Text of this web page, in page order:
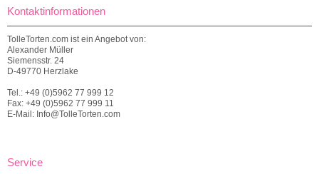
Kontaktinformationen
TolleTorten.com ist ein Angebot von:
Alexander Müller
Siemensstr. 24
D-49770 Herzlake
Tel.: +49 (0)5962 77 999 12
Fax: +49 (0)5962 77 999 11
E-Mail: Info@TolleTorten.com
Service